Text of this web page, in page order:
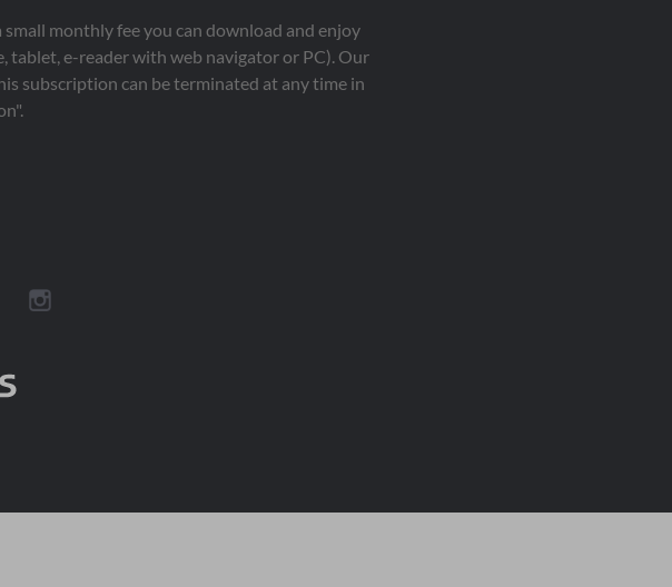
monthly fee you can download and enjoy
tablet, e-reader with web navigator or PC). Our
subscription can be terminated at any time in